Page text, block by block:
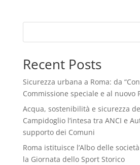
Recent Posts
Sicurezza urbana a Roma: da
Commissione speciale e al nuovo
Acqua, sostenibilità e sicurezza
Campidoglio l’intesa tra ANCI e
supporto dei Comuni
Roma istituisce l’Albo delle
la Giornata dello Sport Storico